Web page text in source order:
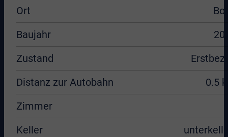
Ort
Baujahr
Zustand
Distanz zur Autobahn
0.5
Zimmer
Keller